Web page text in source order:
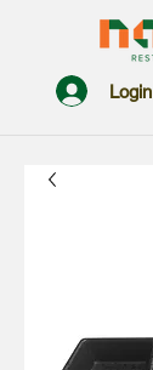
Login